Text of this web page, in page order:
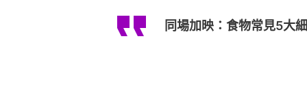
同場加映：食物常見5大